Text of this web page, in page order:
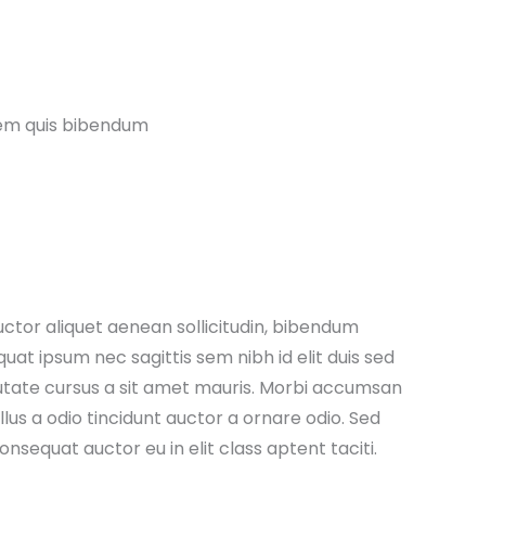
quis bibendum
aliquet aenean sollicitudin, bibendum
ipsum nec sagittis sem nibh id elit duis sed
cursus a sit amet mauris. Morbi accumsan
a odio tincidunt auctor a ornare odio. Sed
auctor eu in elit class aptent taciti.